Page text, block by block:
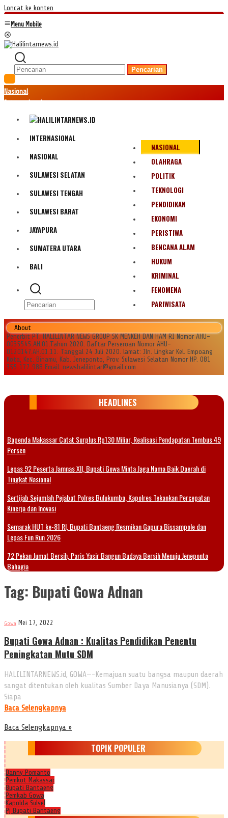
Loncat ke konten
Menu Mobile
Pencarian
Nasional
Internasional
Politik
Olahraga
Bencana Alam
INTERNASIONAL
NASIONAL
SULAWESI SELATAN
SULAWESI TENGAH
SULAWESI BARAT
JAYAPURA
SUMATERA UTARA
BALI
NASIONAL
OLAHRAGA
POLITIK
TEKNOLOGI
PENDIDIKAN
EKONOMI
PERISTIWA
BENCANA ALAM
HUKUM
KRIMINAL
FENOMENA
PARIWISATA
About
Penerbit PT. HALILINTAR NEWS GROUP SK MENKEH DAN HAM RI Nomor AHU-
0035545.AH.01.Tahun 2020. Daftar Perseroan Nomor AHU-
0120147.AH.01.11. Tanggal 24 Juli 2020. lamat: Jln. Lingkar Kel. Empoang
Kota, Kec. Binamu, Kab. Jeneponto, Prov. Sulawesi Selatan Nomor HP. 081
355 177 988 Email: newshalilintar@gmail.com
HEADLINES
Bapenda Makassar Catat Surplus Rp130 Miliar, Realisasi Pendapatan Tembus 49
Persen
Lepas 92 Peserta Jamnas XII, Bupati Gowa Minta Jaga Nama Baik Daerah di
Tingkat Nasional
Sertijab Sejumlah Pejabat Polres Bulukumba, Kapolres Tekankan Percepatan
Kinerja dan Inovasi
Semarak HUT ke-81 RI, Bupati Bantaeng Resmikan Gapura Bissampole dan
Lepas Fun Run 2026
72 Pekan Jumat Bersih, Paris Yasir Bangun Budaya Bersih Menuju Jeneponto
Bahagia
Tag: Bupati Gowa Adnan
Gowa Mei 17, 2022
Bupati Gowa Adnan : Kualitas Pendidikan Penentu
Peningkatan Mutu SDM
HALILINTARNEWS.id, GOWA—-Kemajuan suatu bangsa maupun daerah
sangat ditentukan oleh kualitas Sumber Daya Manusianya (SDM).
Siapa
Baca Selengkapnya
Baca Selengkapnya »
TOPIK POPULER
Danny Pomanto
Pemkot Makassar
Bupati Bantaeng
Pemkab Gowa
Kapolda Sulsel
Pj Bupati Bantaeng